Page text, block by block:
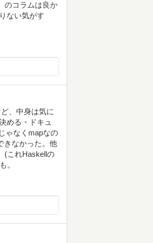
のコラムは良か
ない気がす
、中身は気に
める・ドキュ
ゃなくmapなの
きなかった。他
(これHaskellの
。